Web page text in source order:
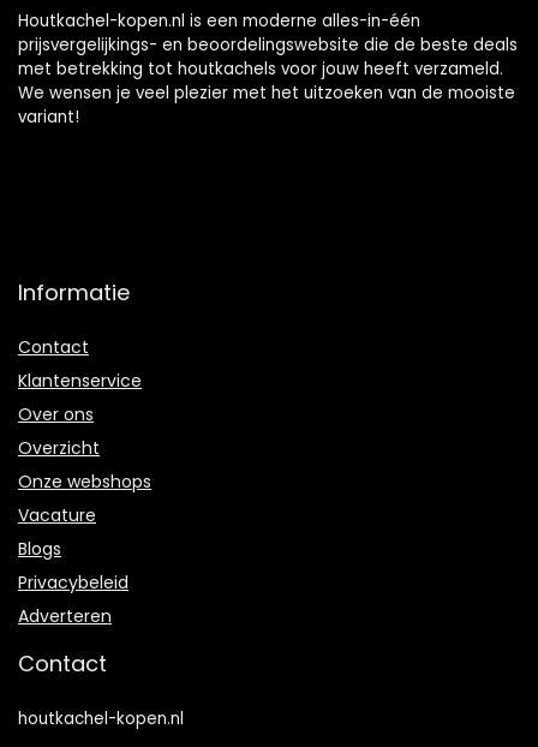
Houtkachel-kopen.nl is een moderne alles-in-één
prijsvergelijkings- en beoordelingswebsite die de beste deals
met betrekking tot houtkachels voor jouw heeft verzameld.
We wensen je veel plezier met het uitzoeken van de mooiste
variant!
Informatie
Contact
Klantenservice
Over ons
Overzicht
Onze webshops
Vacature
Blogs
Privacybeleid
Adverteren
Contact
houtkachel-kopen.nl